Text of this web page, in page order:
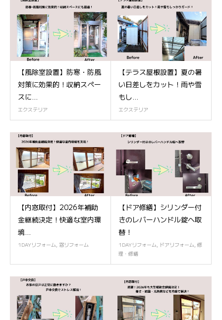
【風除室設置】防寒・防風
対策に効果的！収納スペー
スに...
エクステリア
【テラス屋根設置】夏の暑
い日差しをカット！雨や雪
もし...
エクステリア
【内窓取付】2026年補助
金継続決定！快適な室内環
境...
1DAYリフォーム, 窓リフォーム
【ドア修繕】シリンダー付
きのレバーハンドル錠へ取
替！
1DAYリフォーム, ドアリフォーム, 修
理・修繕